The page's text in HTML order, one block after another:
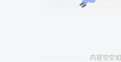
内容空空